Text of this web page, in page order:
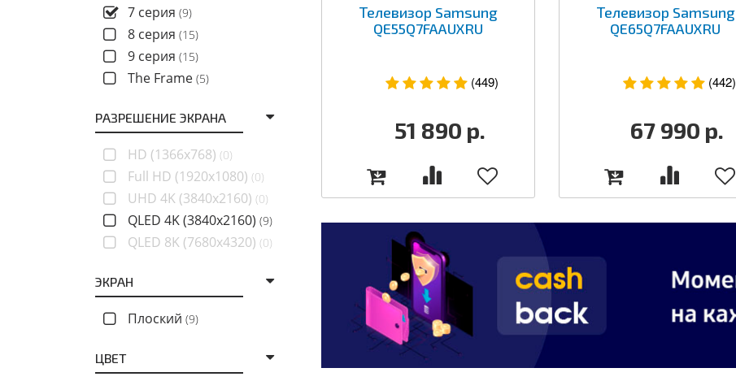
7 серия (9)
8 серия (15)
9 серия (15)
The Frame (5)
РАЗРЕШЕНИЕ ЭКРАНА
HD (1366x768) (0)
Full HD (1920x1080) (0)
UHD 4K (3840x2160) (0)
QLED 4K (3840x2160) (9)
QLED 8K (7680x4320) (0)
ЭКРАН
Плоский (9)
ЦВЕТ
Телевизор Samsung
QE55Q7FAAUXRU
(449)
51 890 р.
Телевизор Samsung
QE65Q7FAAUXRU
(442)
67 990 р.